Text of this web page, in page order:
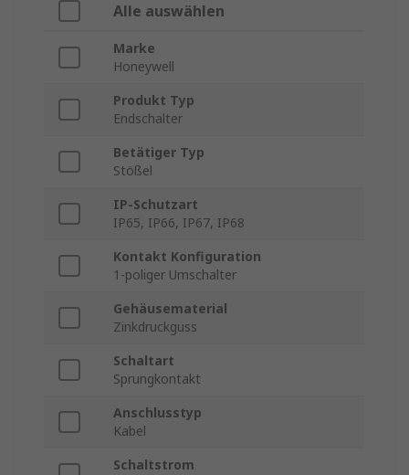
Alle auswählen
Marke
Honeywell
Produkt Typ
Endschalter
Betätiger Typ
Stößel
IP-Schutzart
IP65, IP66, IP67, IP68
Kontakt Konfiguration
1-poliger Umschalter
Gehäusematerial
Zinkdruckguss
Schaltart
Sprungkontakt
Anschlusstyp
Kabel
Schaltstrom